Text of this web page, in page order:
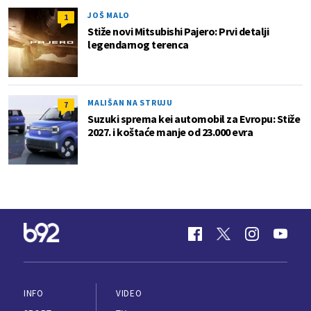
1 JOŠ MALO
Stiže novi Mitsubishi Pajero: Prvi detalji
legendarnog terenca
7 MALIŠAN NA STRUJU
Suzuki sprema kei automobil za Evropu: Stiže
2027. i koštaće manje od 23.000 evra
INFO
VIDEO